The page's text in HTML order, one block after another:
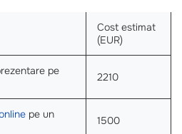
Cost estimat
(EUR)
pe
2210
pe un
1500